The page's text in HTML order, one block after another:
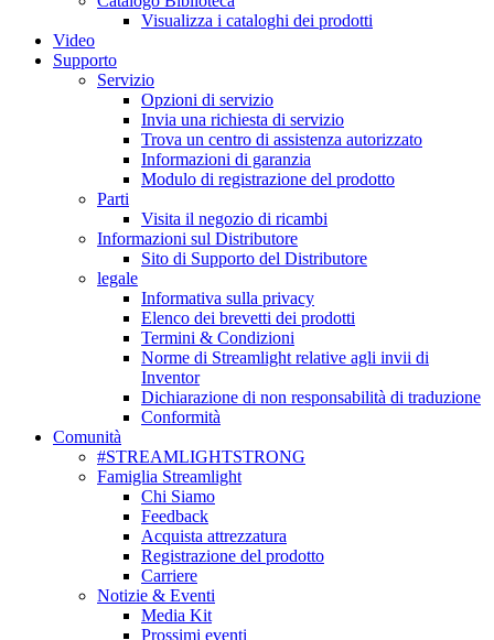
Visualizza i cataloghi dei prodotti
Video
Supporto
Servizio
Opzioni di servizio
Invia una richiesta di servizio
Trova un centro di assistenza autorizzato
Informazioni di garanzia
Modulo di registrazione del prodotto
Parti
Visita il negozio di ricambi
Informazioni sul Distributore
Sito di Supporto del Distributore
legale
Informativa sulla privacy
Elenco dei brevetti dei prodotti
Termini & Condizioni
Norme di Streamlight relative agli invii di
Inventor
Dichiarazione di non responsabilità di traduzione
Conformità
Comunità
#STREAMLIGHTSTRONG
Famiglia Streamlight
Chi Siamo
Feedback
Acquista attrezzatura
Registrazione del prodotto
Carriere
Notizie & Eventi
Media Kit
Prossimi eventi